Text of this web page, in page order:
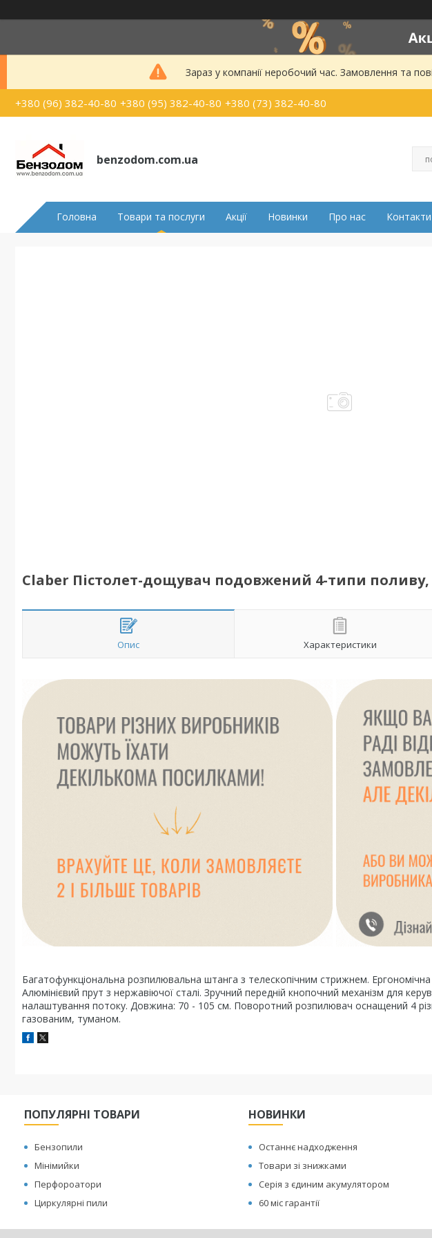
Зараз у компанії неробочий час. Замовлення та
+380 (96) 382-40-80 +380 (95) 382-40-80 +380 (73) 382-40-80
benzodom.com.ua
Головна Товари та послуги Акції Новинки Про нас Контакти
Claber Пістолет-дощувач подовжений 4-типи
Опис Характеристики
Багатофункціональна розпилювальна штанга з телескопічним стрижнем.
Алюмінієвий прут з нержавіючої сталі. Зручний передній кнопочний механізм для
налаштування потоку. Довжина: 70 - 105 см. Поворотний розпилювач оснащений 4
газованим, туманом.
ПОПУЛЯРНІ ТОВАРИ
Бензопили
Мінімийки
Перфороатори
Циркулярні пили
НОВИНКИ
Останнє надходження
Товари зі знижками
Серія з єдиним акумулятором
60 міс гарантії